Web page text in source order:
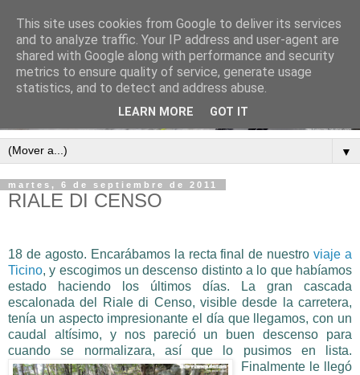
▼
martes, 6 de septiembre de 2011
RIALE DI CENSO
18 de agosto. Encarábamos la recta final de nuestroviaje a
Ticino, y escogimos un descenso distinto a lo que habíamos
estado haciendo los últimos días. La gran cascada
escalonada del Riale di Censo, visible desde la carretera,
tenía un aspecto impresionante el día que
llegamos, con un
caudal altísimo, y nos pareció un
buen descenso para
cuando se normalizara, así que lo pusimos en lista.
Finalmente le llegó
This site uses cookies from Google to deliver its services
and to analyze traffic. Your IP address and user-agent are
shared with Google along with performance and security
metrics to ensure quality of service, generate usage
statistics, and to detect and address abuse.
LEARN MORE GOT IT